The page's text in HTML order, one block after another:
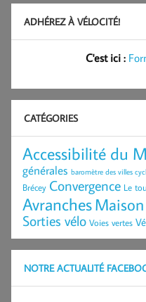
ADHÉREZ À VÉLOCITÉ!
C'est ici :
CATÉGORIES
Accessibilité du
générales baromètre des villes
Brécey Convergence Le
Avranches
Sorties vélo Voies vertes
NOTRE ACTUALITÉ